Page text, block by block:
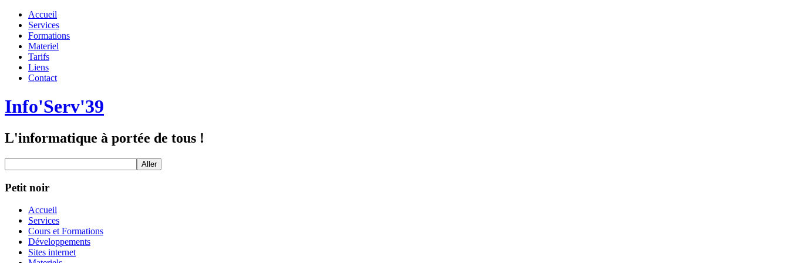
Accueil
Services
Formations
Materiel
Tarifs
Liens
Contact
Info'Serv'39
L'informatique à portée de tous !
Petit noir
Accueil
Services
Cours et Formations
Développements
Sites internet